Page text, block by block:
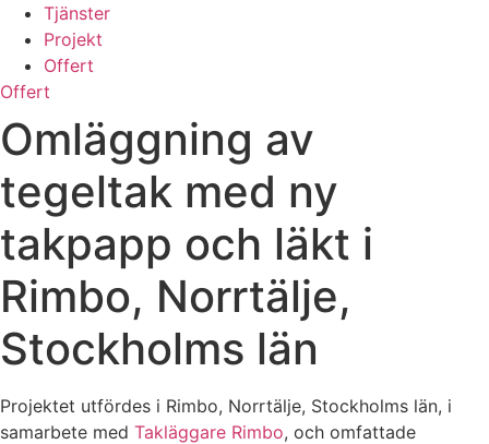
Tjänster
Projekt
Offert
Offert
Omläggning av
tegeltak med ny
takpapp och läkt i
Rimbo, Norrtälje,
Stockholms län
Projektet utfördes i Rimbo, Norrtälje, Stockholms län, i
samarbete med Takläggare Rimbo, och omfattade